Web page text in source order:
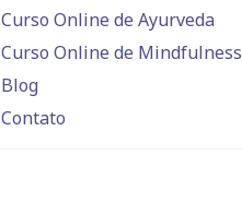
Curso Online de Ayurveda
Curso Online de Mindfulness
Blog
Contato